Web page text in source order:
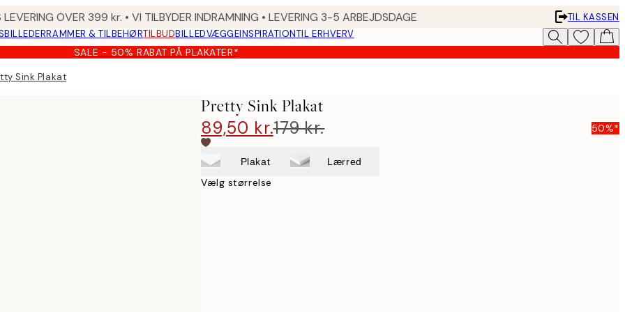
LEVERING OVER 399 kr. • VI TILBYDER INDRAMNING • LEVERING 3-5 ARBEJDSDAGE
TIL KASSEN
RAMMER & TILBEHØRTILBUDBILLEDVÆGGEINSPIRATIONTIL ERHVERV
SALE - 50% RABAT PÅ PLAKATER*
Sink Plakat
Pretty Sink Plakat
89,50 kr.179 kr. 50%*
Plakat Lærred
Vælg størrelse